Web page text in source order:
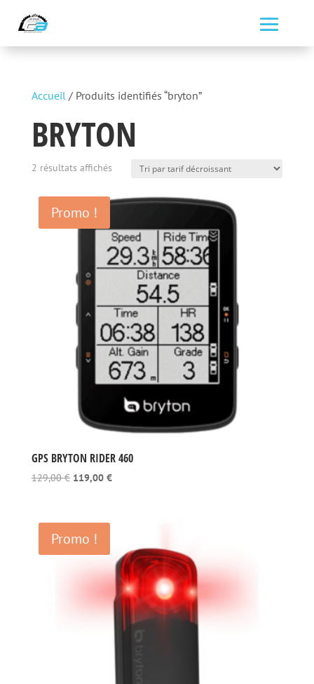
Accueil/ Produits identifiés “bryton”
BRYTON
2 résultats affichésTrié
prix
Promo !
GPS BRYTON RIDER 460
129,00€ Le
était :
129,00 €.
119,00 €Le
Promo !